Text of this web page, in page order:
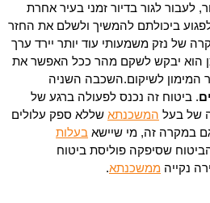
לעבור לגור בדיור זמני בעיר אחרת
לפגוע ביכולתם להמשיך ולשלם את החזר
של נזק משמעותי עוד יותר יירד ערך
הוא יבקש לשקם מהר ככל האפשר את
המימון לשיקום.השכבה השניה
. ביטוח זה נכנס לפעולה ברגע של
של בעל המשכנתא שללא ספק עלולים
במקרה זה, מי שיישא בעלות
שסיפקה פוליסת ביטוח
נקייה ממשכנתא.